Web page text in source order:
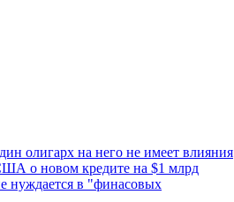
олигарх на него не имеет влияния
о новом кредите на $1 млрд
нуждается в "финасовых